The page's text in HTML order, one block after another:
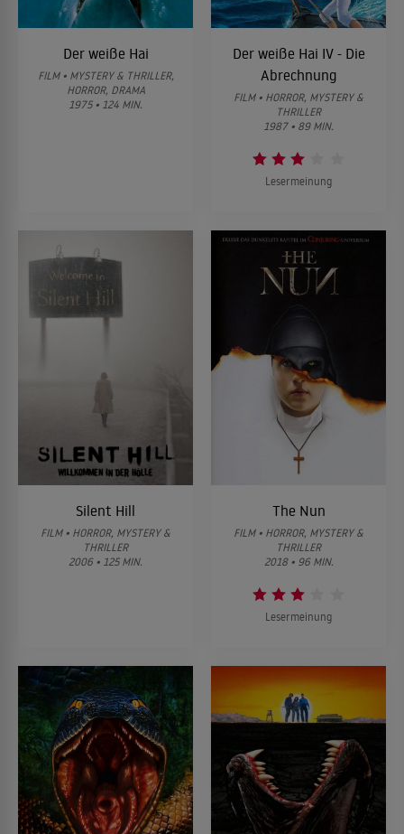
Der weiße Hai
FILM • MYSTERY & THRILLER,
HORROR, DRAMA
1975 • 124 MIN.
Der weiße Hai IV - Die
Abrechnung
FILM • HORROR, MYSTERY &
THRILLER
1987 • 89 MIN.
Lesermeinung
Silent Hill
FILM • HORROR, MYSTERY &
THRILLER
2006 • 125 MIN.
The Nun
FILM • HORROR, MYSTERY &
THRILLER
2018 • 96 MIN.
Lesermeinung